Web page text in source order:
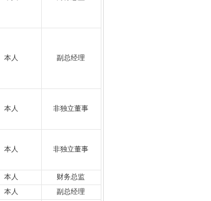
本人 副总经理
本人 非独立董事
本人 非独立董事
本人
财务总监
本人
副总经理